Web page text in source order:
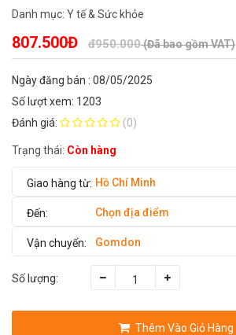
Danh mục: Y tế & Sức khỏe
807.500Đ đ950.000(Đã bao gồm VAT)
Ngày đăng bán : 08/05/2025
Số lượt xem: 1203
Đánh giá:
(0)
Trạng thái: Còn hàng
Hồ Chí Minh
Chọn địa điểm
Gomdon
Số lượng:
Thêm Vào Giỏ Hàng